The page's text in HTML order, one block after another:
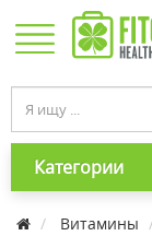
Категории
Витамины